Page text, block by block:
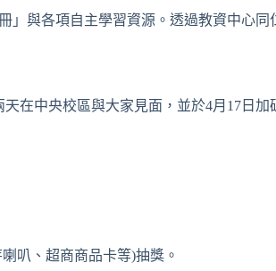
與各項自主學習資源。透過教資中心
在中央校區與大家見面，並於4月17日
叭、超商商品卡等)抽獎。